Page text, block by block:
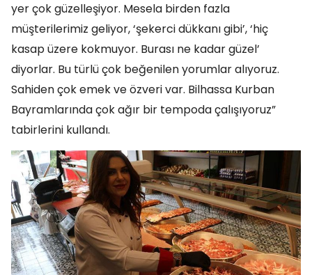
yer çok güzelleşiyor. Mesela birden fazla
müşterilerimiz geliyor, ‘şekerci dükkanı gibi’, ‘hiç
kasap üzere kokmuyor. Burası ne kadar güzel’
diyorlar. Bu türlü çok beğenilen yorumlar alıyoruz.
Sahiden çok emek ve özveri var. Bilhassa Kurban
Bayramlarında çok ağır bir tempoda çalışıyoruz”
tabirlerini kullandı.